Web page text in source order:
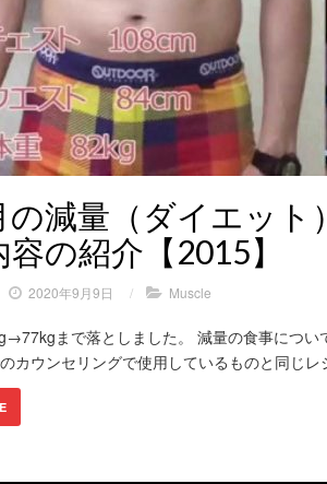
の減量（ダイエッ
の紹介【2015】
2020年9月9日 / Muscle
まで落としました。 減量の食事につ
カウンセリングで使用しているものと同じ